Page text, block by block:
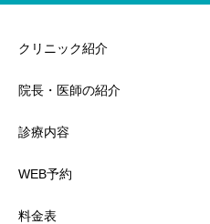
クリニック紹介
院長・医師の紹介
診療内容
WEB予約
料金表